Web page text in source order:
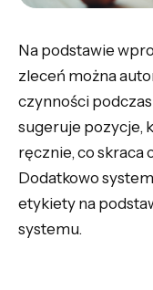
Na podstawie
zleceń można
czynności
sugeruje pozycje,
ręcznie, co skraca
Dodatkowo
etykiety na
systemu.